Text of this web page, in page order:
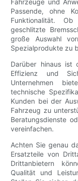
Fahrzeuge und
Passende, ohne
Funktionalität.
geschlitzte
große Auswahl
Spezialprodukte zu
Darüber hinaus ist
Effizienz und
Unternehmen
technische
Kunden bei der
Fahrzeug zu
Beratungsdienste
vereinfachen.
Achten Sie genau
Ersatzteile von
Drittanbietern
Qualität und